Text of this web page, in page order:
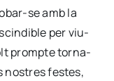
se amb la
per viu­
promp­te tor­na­
nos­tres fes­tes,